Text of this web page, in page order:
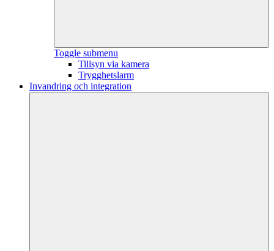
Toggle submenu
Tillsyn via kamera
Trygghetslarm
Invandring och integration